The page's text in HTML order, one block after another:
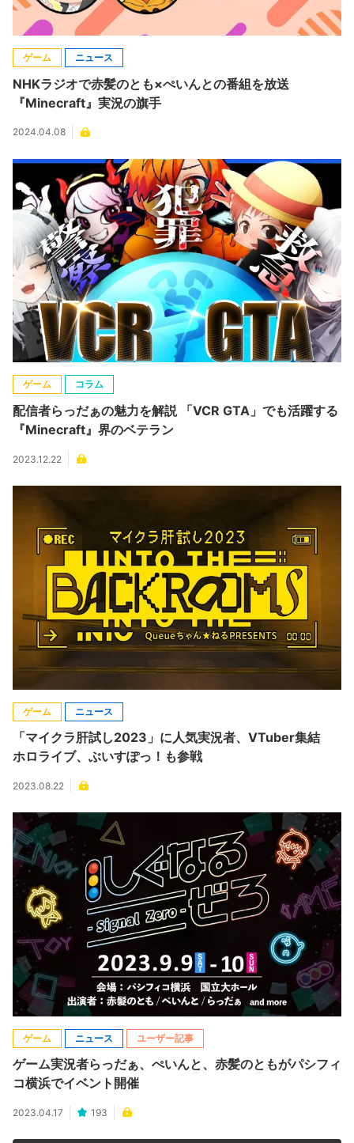
ゲーム ニュース
NHKラジオで赤髪のとも×ぺいんとの番組を放送
『Minecraft』実況の旗手
2024.04.08
ゲーム コラム
配信者らっだぁの魅力を解説 「VCR GTA」でも活躍する
『Minecraft』界のベテラン
2023.12.22
ゲーム ニュース
「マイクラ肝試し2023」に人気実況者、VTuber集結
ホロライブ、ぶいすぽっ！も参戦
2023.08.22
ゲーム ニュース ユーザー記事
ゲーム実況者らっだぁ、ぺいんと、赤髪のともがパシフィ
コ横浜でイベント開催
2023.04.17 193